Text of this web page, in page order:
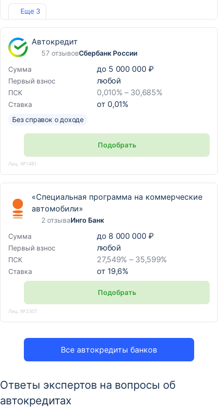
Все автокредиты банков
Еще 3
Лиц. №1810
Автокредит
57 отзывовСбербанк России
Сумма
до 5 000 000 ₽
Первый взнос любой
ПСК 0,010% – 30,685%
Ставка от 0,01%
Без справок о доходе
Подобрать
Лиц. №1481
«Специальная программа на коммерческие
автомобили»
2 отзываИнго Банк
Сумма
до 8 000 000 ₽
Первый взнос любой
ПСК 27,549% – 35,599%
Ставка от 19,6%
Подобрать
Лиц. №2307
Ответы экспертов на вопросы об
автокредитах